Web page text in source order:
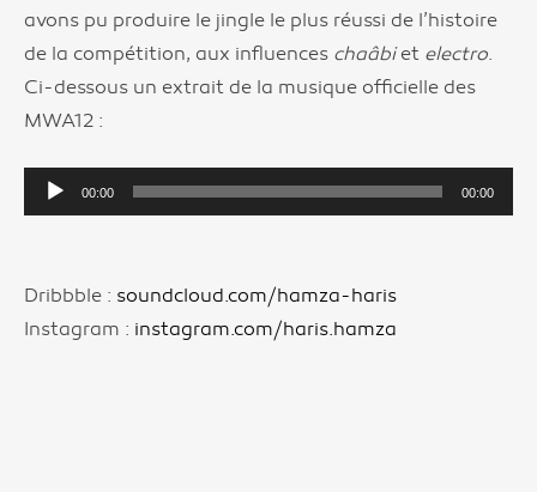
avons pu produire le jingle le plus réussi de l’histoire
de la compétition, aux influences chaâbiet electro.
Ci-dessous un extrait de la musique officielle des
MWA12 :
Lecteur00:00 00:00
Dribbble : soundcloud.com/hamza-haris
Instagram : instagram.com/haris.hamza